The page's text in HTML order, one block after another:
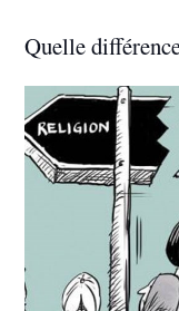
Quelle